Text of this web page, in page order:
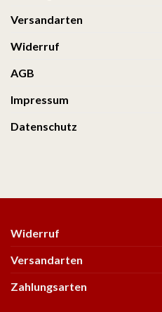
Versandarten
Widerruf
AGB
Impressum
Datenschutz
Widerruf
Versandarten
Zahlungsarten